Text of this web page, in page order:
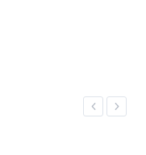
Previous
Next